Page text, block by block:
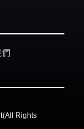
Rights